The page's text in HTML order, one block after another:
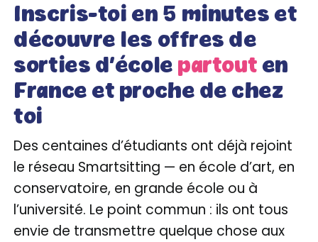
Inscris-toi en 5 minutes et
découvre les offres de
sorties d’école partouten
France et proche de chez
toi
Des centaines d’étudiants ont déjà rejoint
le réseau Smartsitting — en école d’art, en
conservatoire, en grande école ou à
l’université. Le point commun : ils ont tous
envie de transmettre quelque chose aux